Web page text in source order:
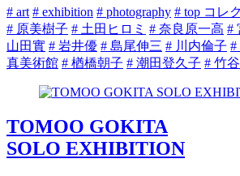
# art # exhibition # photography # top コレ
# 原美樹子 # 土田ヒロミ # 奈良原一高 #
山田實 # 岩井優 # 島尾伸三 # 川内倫子 #
真美術館 # 楢橋朝子 # 潮田登久子 # 竹
TOMOO GOKITA
SOLO EXHIBITION